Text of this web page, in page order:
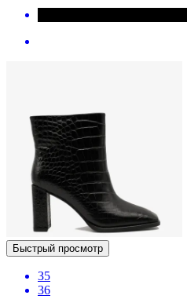
Быстрый просмотр
35
36